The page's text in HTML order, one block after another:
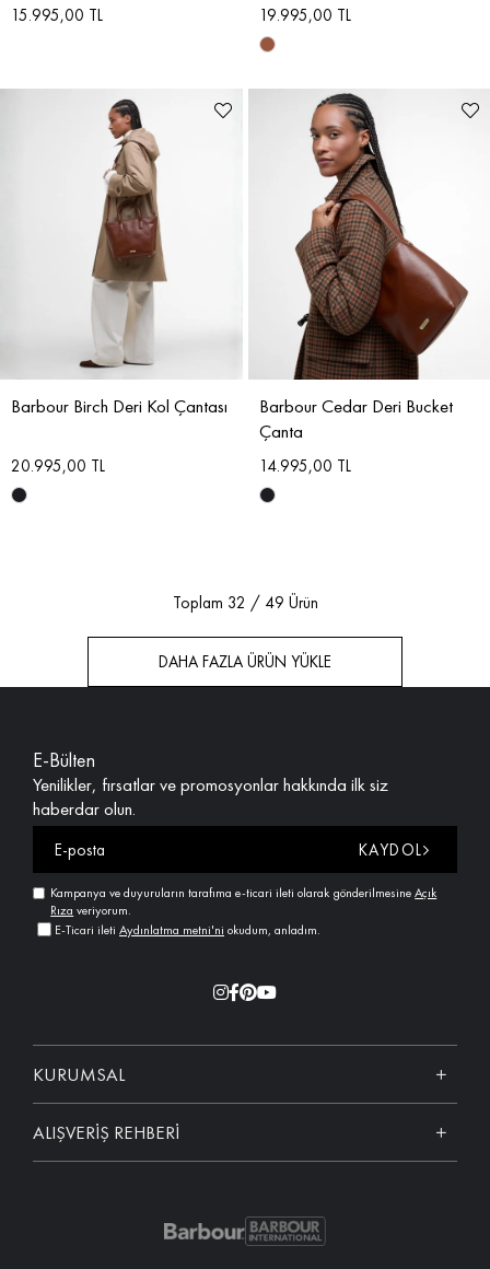
15.995,00 TL 19.995,00 TL
Barbour Birch Deri Kol Çantası
20.995,00 TL
Barbour Cedar Deri Bucket
Çanta
14.995,00 TL
Toplam 32 / 49 Ürün
DAHA FAZLA ÜRÜN YÜKLE
E-Bülten
Yenilikler, fırsatlar ve promosyonlar hakkında ilk siz
haberdar olun.
KAYDOL
Kampanya ve duyuruların tarafıma e-ticari ileti olarak gönderilmesineAçık
Rıza veriyorum.
E-Ticari ileti Aydınlatma metni'ni okudum, anladım.
KURUMSAL
ALIŞVERİŞ REHBERİ